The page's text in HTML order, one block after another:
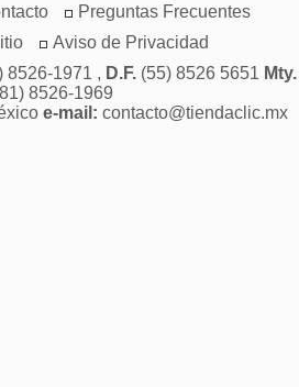
Preguntas Frecuentes
Aviso de Privacidad
8526-1971 , D.F. (55) 8526 5651 Mty.
8526-1969
e-mail: contacto@tiendaclic.mx